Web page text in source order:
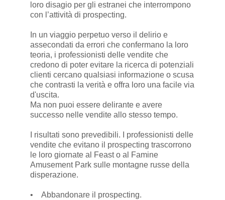
loro disagio per gli estranei che interrompono
con l’attività di prospecting.
In un viaggio perpetuo verso il delirio e
assecondati da errori che confermano la loro
teoria, i professionisti delle vendite che
credono di poter evitare la ricerca di potenziali
clienti cercano qualsiasi informazione o scusa
che contrasti la verità e offra loro una facile via
d'uscita.
Ma non puoi essere delirante e avere
successo nelle vendite allo stesso tempo.
I risultati sono prevedibili. I professionisti delle
vendite che evitano il prospecting trascorrono
le loro giornate al Feast o al Famine
Amusement Park sulle montagne russe della
disperazione.
• Abbandonare il prospecting.